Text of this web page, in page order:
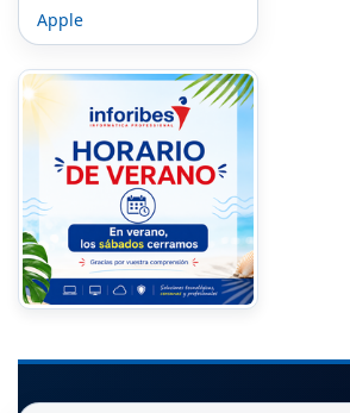
Apple